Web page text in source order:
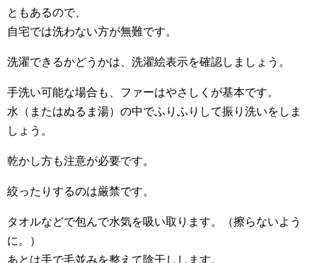
ともあるので、
自宅では洗わない方が無難です。
洗濯できるかどうかは、洗濯絵表示を確認しましょう。
手洗い可能な場合も、ファーはやさしくが基本です。
水（またはぬるま湯）の中でふりふりして振り洗いをしま
しょう。
乾かし方も注意が必要です。
絞ったりするのは厳禁です。
タオルなどで包んで水気を吸い取ります。（擦らないよう
に。）
あとは手で毛並みを整えて陰干しします。